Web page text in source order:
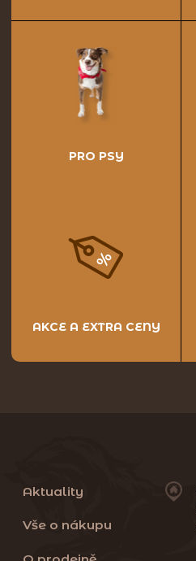
PRO PSY
AKCE A EXTRA CENY
Aktuality
Vše o nákupu